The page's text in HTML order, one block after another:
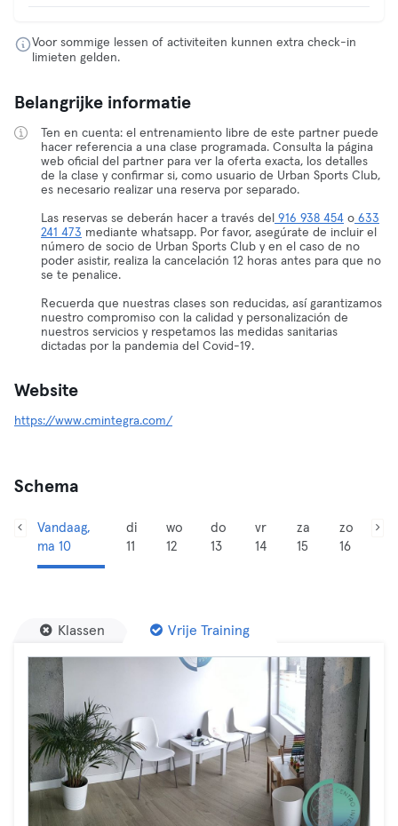
Voor sommige lessen of activiteiten kunnen extra check-in
limieten gelden.
Belangrijke informatie
Ten en cuenta: el entrenamiento libre de este partner puede
hacer referencia a una clase programada. Consulta la página
web oficial del partner para ver la oferta exacta, los detalles
de la clase y confirmar si, como usuario de Urban Sports Club,
es necesario realizar una reserva por separado.
Las reservas se deberán hacer a través del 916 938 454 o 633
241 473 mediante whatsapp. Por favor, asegúrate de incluir el
número de socio de Urban Sports Club y en el caso de no
poder asistir, realiza la cancelación 12 horas antes para que no
se te penalice.
Recuerda que nuestras clases son reducidas, así garantizamos
nuestro compromiso con la calidad y personalización de
nuestros servicios y respetamos las medidas sanitarias
dictadas por la pandemia del Covid-19.
Website
https://www.cmintegra.com/
Schema
Vandaag,
ma 10
di
11
wo
12
do
13
vr
14
za
15
zo
16
Klassen Vrije Training